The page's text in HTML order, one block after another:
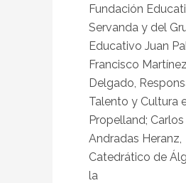
Fundación
Servanda y del
Educativo Juan
Francisco Martínez
Delgado,
Talento y Cultura
Propelland; Carlos
Andradas Heranz,
Catedrático de
la